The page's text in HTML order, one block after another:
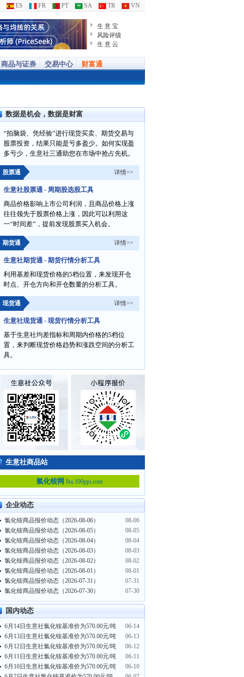
ES FR PT SA TR VN
生 意 宝
风险评级
生 意 云
商品与证券 交易中心 财富通
数据是机会，数据是财富
“拍脑袋、凭经验”进行现货买卖、期货交易与
股票投资，结果只能是亏多盈少。如何实现盈
多亏少，生意社三通助您在市场中抢占先机。
股票通 详情>>
生意社股票通 - 周期股选股工具
商品价格影响上市公司利润，且商品价格上涨
往往领先于股票价格上涨，因此可以利用这
一“时间差”，提前发现股票买入机会。
期货通 详情>>
生意社期货通 - 期货行情分析工具
利用基差和现货价格的5档位置，来发现开仓
时点、开仓方向和开仓数量的分析工具。
现货通 详情>>
生意社现货通 - 现货行情分析工具
基于生意社均差指标和周期内价格的5档位
置，来判断现货价格趋势和涨跌空间的分析工
具。
生意社商品站
氯化铵网 lha.100ppi.com
企业动态
氯化铵商品报价动态（2026-08-06）
08-06
氯化铵商品报价动态（2026-08-05）
08-05
氯化铵商品报价动态（2026-08-04）
08-04
氯化铵商品报价动态（2026-08-03）
08-03
氯化铵商品报价动态（2026-08-02）
08-02
氯化铵商品报价动态（2026-08-01）
08-01
氯化铵商品报价动态（2026-07-31）
07-31
氯化铵商品报价动态（2026-07-30）
07-30
国内动态
6月14日生意社氯化铵基准价为570.00元/吨
06-14
6月13日生意社氯化铵基准价为570.00元/吨
06-13
6月12日生意社氯化铵基准价为570.00元/吨
06-12
6月11日生意社氯化铵基准价为570.00元/吨
06-11
6月10日生意社氯化铵基准价为570.00元/吨
06-10